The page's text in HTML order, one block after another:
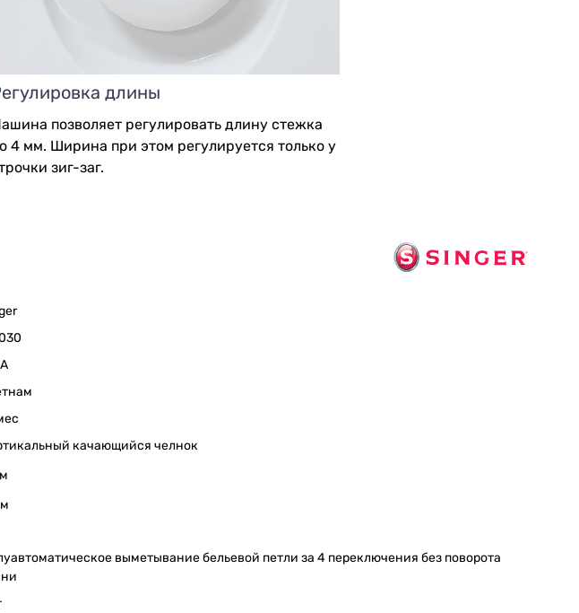
длины
позволяет регулировать длину стежка
4 мм. Ширина при этом регулируется только у
зиг-заг.
качающийся челнок
выметывание бельевой петли за 4 переключения без поворота